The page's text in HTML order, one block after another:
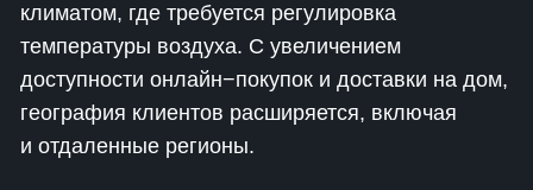
климатом, где требуется регулировка
температуры воздуха. С увеличением
доступности онлайн−покупок и доставки на дом,
география клиентов расширяется, включая
и отдаленные регионы.